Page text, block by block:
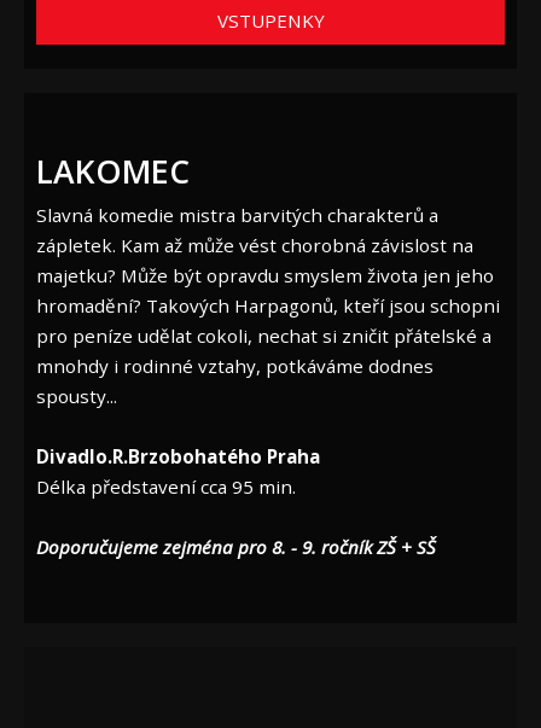
VSTUPENKY
LAKOMEC
Slavná komedie mistra barvitých charakterů a
zápletek. Kam až může vést chorobná závislost na
majetku? Může být opravdu smyslem života jen jeho
hromadění? Takových Harpagonů, kteří jsou schopni
pro peníze udělat cokoli, nechat si zničit přátelské a
mnohdy i rodinné vztahy, potkáváme dodnes
spousty...
Divadlo.R.Brzobohatého Praha
Délka představení cca 95 min.
Doporučujeme zejména pro 8. - 9. ročník ZŠ + SŠ